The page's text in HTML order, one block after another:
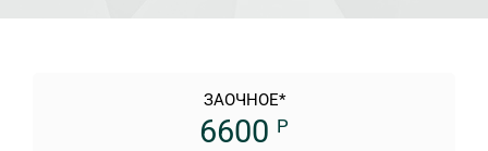
ЗАОЧНОЕ*
6600 Р